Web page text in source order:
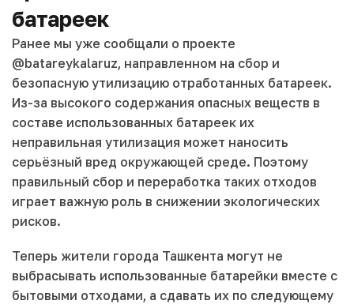
батареек
Ранее мы уже сообщали о проекте
@batareykalaruz, направленном на сбор и
безопасную утилизацию отработанных батареек.
Из-за высокого содержания опасных веществ в
составе использованных батареек их
неправильная утилизация может наносить
серьёзный вред окружающей среде. Поэтому
правильный сбор и переработка таких отходов
играет важную роль в снижении экологических
рисков.
Теперь жители города Ташкента могут не
выбрасывать использованные батарейки вместе с
бытовыми отходами, а сдавать их по следующему